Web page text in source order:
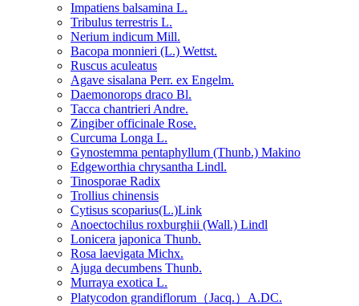
Impatiens balsamina L.
Tribulus terrestris L.
Nerium indicum Mill.
Bacopa monnieri (L.) Wettst.
Ruscus aculeatus
Agave sisalana Perr. ex Engelm.
Daemonorops draco Bl.
Tacca chantrieri Andre.
Zingiber officinale Rose.
Curcuma Longa L.
Gynostemma pentaphyllum (Thunb.) Makino
Edgeworthia chrysantha Lindl.
Tinosporae Radix
Trollius chinensis
Cytisus scoparius(L.)Link
Anoectochilus roxburghii (Wall.) Lindl
Lonicera japonica Thunb.
Rosa laevigata Michx.
Ajuga decumbens Thunb.
Murraya exotica L.
Platycodon grandiflorum（Jacq.）A.DC.